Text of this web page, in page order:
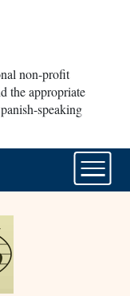
non-profit
the appropriate
speaking